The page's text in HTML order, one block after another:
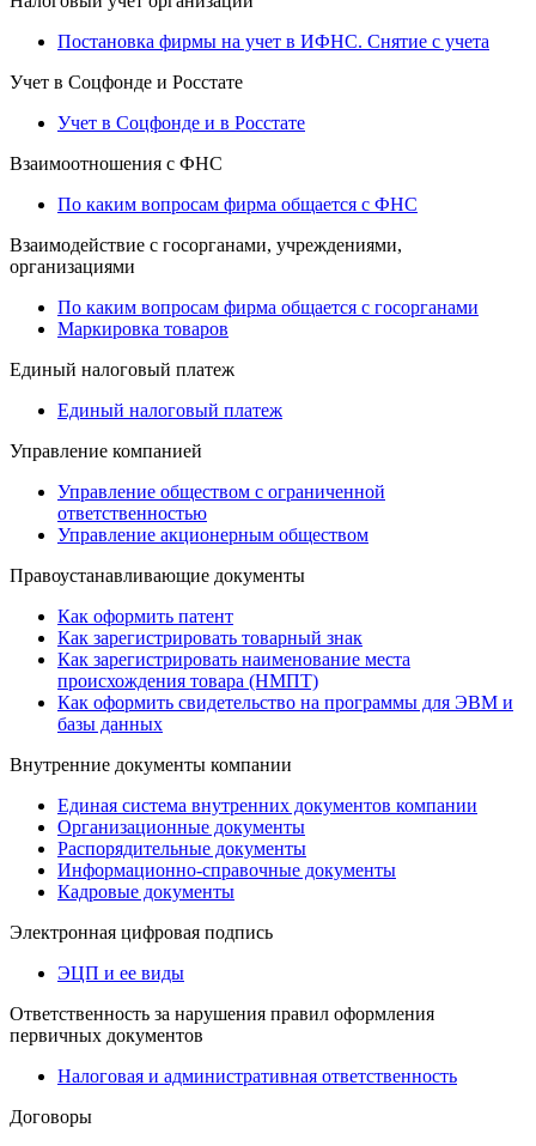
Постановка фирмы на учет в ИФНС. Снятие с учета
Учет в Соцфонде и Росстате
Учет в Соцфонде и в Росстате
Взаимоотношения с ФНС
По каким вопросам фирма общается с ФНС
Взаимодействие с госорганами, учреждениями,
организациями
По каким вопросам фирма общается с госорганами
Маркировка товаров
Единый налоговый платеж
Единый налоговый платеж
Управление компанией
Управление обществом с ограниченной
ответственностью
Управление акционерным обществом
Правоустанавливающие документы
Как оформить патент
Как зарегистрировать товарный знак
Как зарегистрировать наименование места
происхождения товара (НМПТ)
Как оформить свидетельство на программы для ЭВМ и
базы данных
Внутренние документы компании
Единая система внутренних документов компании
Организационные документы
Распорядительные документы
Информационно-справочные документы
Кадровые документы
Электронная цифровая подпись
ЭЦП и ее виды
Ответственность за нарушения правил оформления
первичных документов
Налоговая и административная ответственность
Договоры